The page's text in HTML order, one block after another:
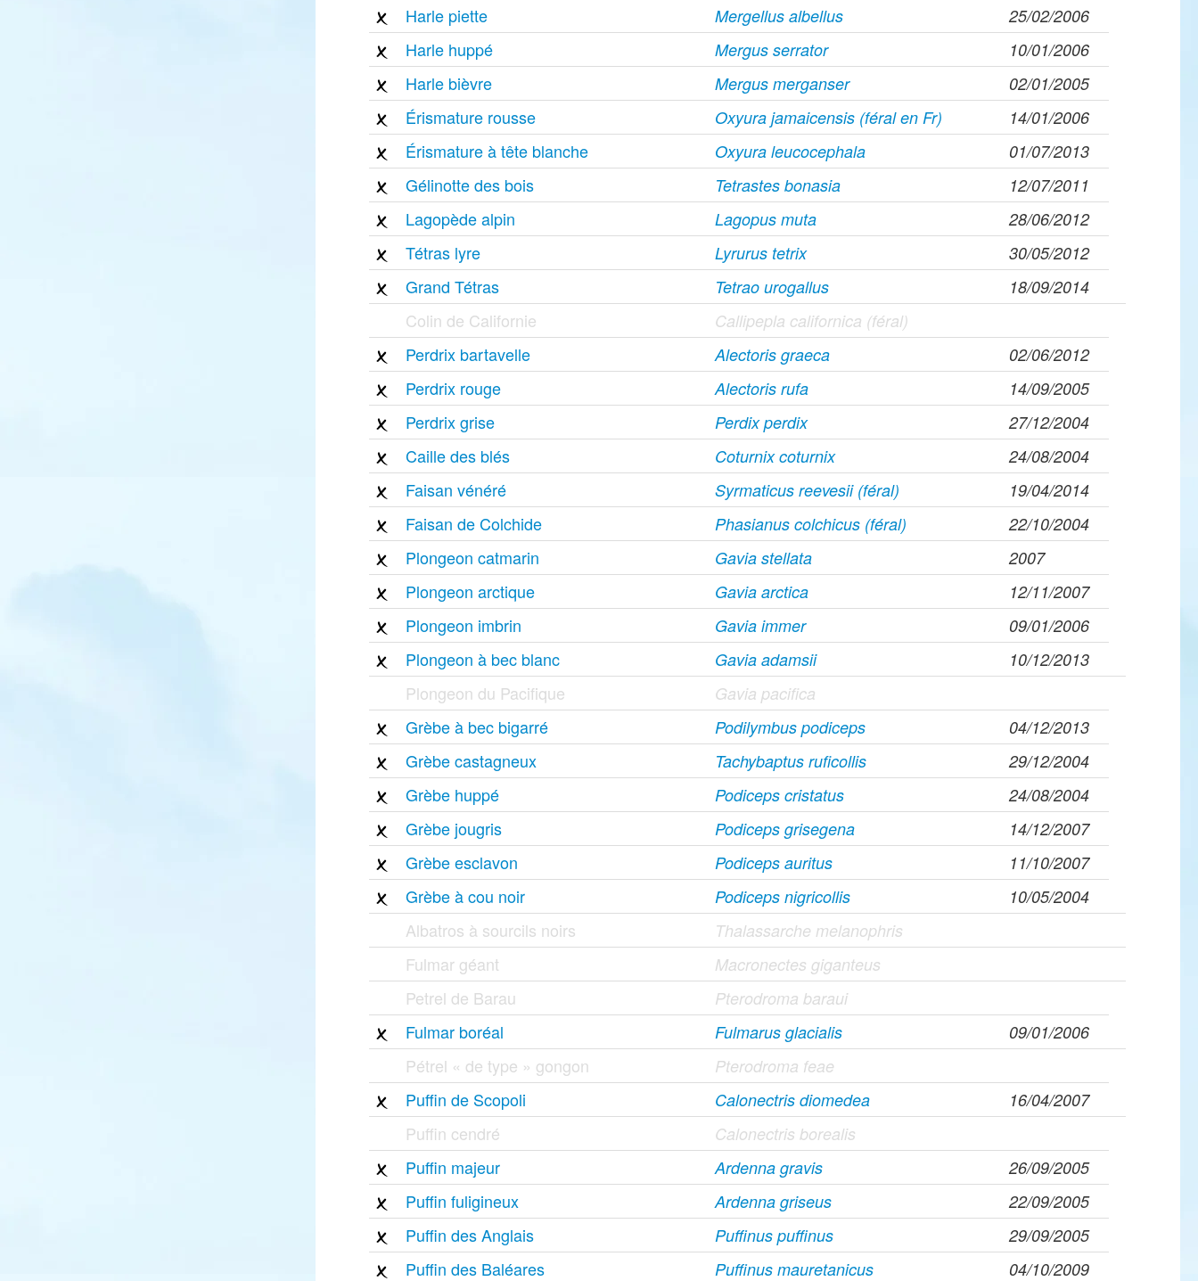
Harle piette Mergellus albellus 25/02/2006
Harle huppé Mergus serrator 10/01/2006
Harle bièvre Mergus merganser 02/01/2005
Érismature rousse Oxyura jamaicensis (féral en Fr) 14/01/2006
Érismature à tête blanche Oxyura leucocephala 01/07/2013
Gélinotte des bois Tetrastes bonasia 12/07/2011
Lagopède alpin Lagopus muta 28/06/2012
Tétras lyre Lyrurus tetrix 30/05/2012
Grand Tétras Tetrao urogallus 18/09/2014
Colin de Californie Callipepla californica (féral)
Perdrix bartavelle Alectoris graeca 02/06/2012
Perdrix rouge Alectoris rufa 14/09/2005
Perdrix grise Perdix perdix 27/12/2004
Caille des blés Coturnix coturnix 24/08/2004
Faisan vénéré Syrmaticus reevesii (féral) 19/04/2014
Faisan de Colchide Phasianus colchicus (féral) 22/10/2004
Plongeon catmarin Gavia stellata 2007
Plongeon arctique Gavia arctica 12/11/2007
Plongeon imbrin Gavia immer 09/01/2006
Plongeon à bec blanc Gavia adamsii 10/12/2013
Plongeon du Pacifique Gavia pacifica
Grèbe à bec bigarré Podilymbus podiceps 04/12/2013
Grèbe castagneux Tachybaptus ruficollis 29/12/2004
Grèbe huppé Podiceps cristatus 24/08/2004
Grèbe jougris Podiceps grisegena 14/12/2007
Grèbe esclavon Podiceps auritus 11/10/2007
Grèbe à cou noir Podiceps nigricollis 10/05/2004
Albatros à sourcils noirs Thalassarche melanophris
Fulmar géant Macronectes giganteus
Petrel de Barau Pterodroma baraui
Fulmar boréal Fulmarus glacialis 09/01/2006
Pétrel « de type » gongon Pterodroma feae
Puffin de Scopoli Calonectris diomedea 16/04/2007
Puffin cendré Calonectris borealis
Puffin majeur Ardenna gravis 26/09/2005
Puffin fuligineux Ardenna griseus 22/09/2005
Puffin des Anglais Puffinus puffinus 29/09/2005
Puffin des Baléares Puffinus mauretanicus 04/10/2009